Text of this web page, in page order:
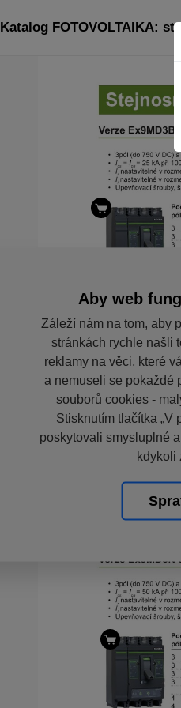
Katalog FOTOVOLTAIKA:
Aby web
Záleží nám na tom, aby
stránkách rychle našli
reklamy na věci, které
a nemuseli se pokaždé
souborů cookies -
Stisknutím tlačítka „V
poskytovali smysluplné
kdykoli